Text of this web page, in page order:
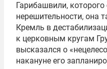
Гарибашвили,
нерешительности, она
Кремль в
к церковным кругам
высказался о
накануне его